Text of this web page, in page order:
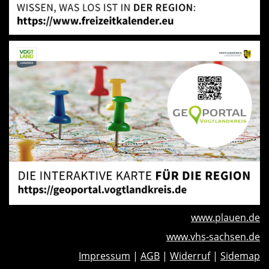
www.plauen.de
www.vhs-sachsen.de
Impressum | AGB | Widerruf| Sidemap